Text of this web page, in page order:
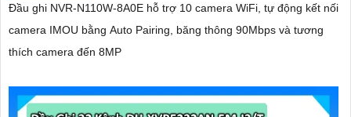
Đầu ghi NVR-N110W-8A0E hỗ trợ 10 camera WiFi, tự động kết nối
camera IMOU bằng Auto Pairing, băng thông 90Mbps và tương
thích camera đến 8MP